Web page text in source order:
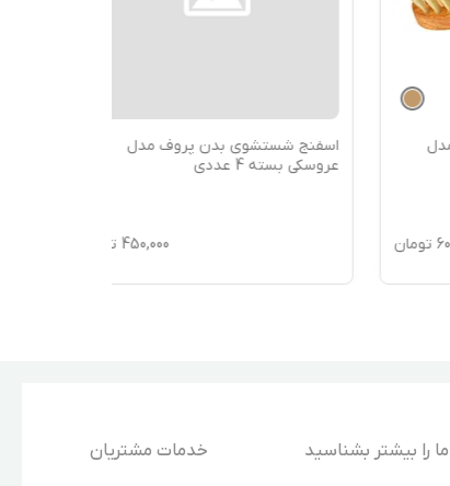
اسفنج شستشوی بدن پروف مدل
عروسکی بسته 4 عددی
تومان
ما را بیشتر بشناسید خدمات مشتریان